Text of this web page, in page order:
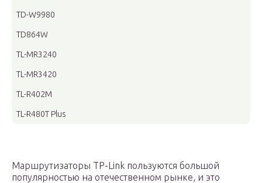
TD-W9980
TD864W
TL-MR3240
TL-MR3420
TL-R402M
TL-R480T Plus
Маршрутизаторы TP-Link пользуются большой
популярностью на отечественном рынке, и это